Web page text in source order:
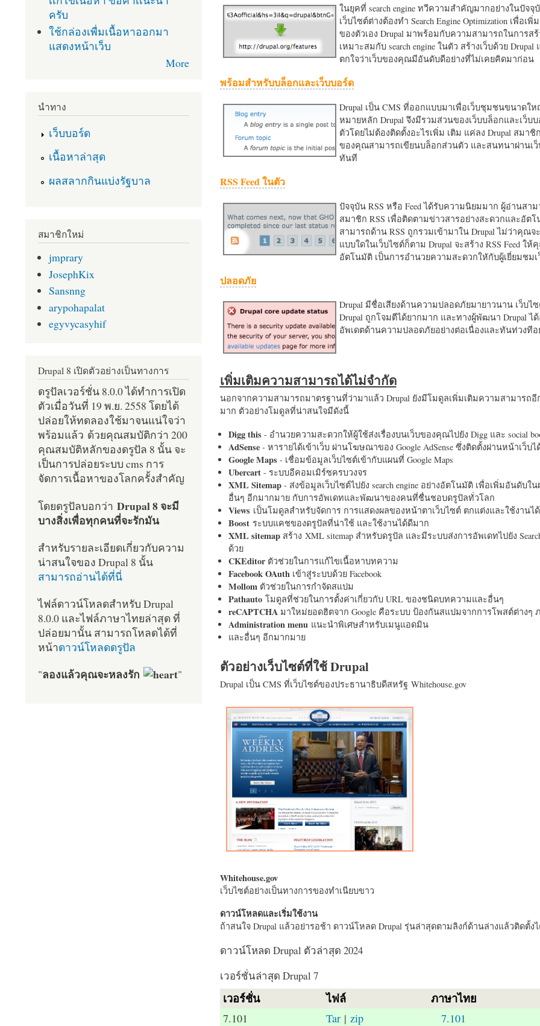
ในยุคที่ search engine ทวีความสำคัญมากอย่างในปัจจุ
เว็บไซต์ต่างต้องทำ Search Engine Optimization เพื่อเ
ของตัวเอง Drupal มาพร้อมกับความสามารถในการสร้
เหมาะสมกับ search engine ในตัว สร้างเว็บด้วย
ตกใจว่าเว็บของคุณมีอันดับดีอย่างที่ไม่เคยคิดมาก่อน
พร้อมสำหรับบล็อกและเว็บบอร์ด
Drupal เป็น CMS ที่ออกแบบมาเพื่อเว็บชุมชนขนาดให
หมายหลัก Drupal จึงมีรวมส่วนของเว็บบล็อกและเว็บ
ตัวโดยไม่ต้องติดตั้งอะไรเพิ่ม เติม แค่ลง Drupal สมาชิ
ของคุณสามารถเขียนบล็อกส่วนตัว และสนทนาผ่านเว็
ทันที
RSS Feed ในตัว
ปัจจุบัน RSS หรือ Feed ได้รับความนิยมมาก ผู้อ่านสา
สมาชิก RSS เพื่อติดตามข่าวสารอย่างสะดวกและอัต
สามารถด้าน RSS ถูกรวมเข้ามาใน Drupal ไม่ว่าคุณจ
แบบใดในเว็บไซต์ก็ตาม Drupal จะสร้าง RSS Feed ให้
อัตโนมัติ เป็นการอำนวยความสะดวกใหักับผู้เยี่ยมชม
ปลอดภัย
Drupal มีชื่อเสียงด้านความปลอดภัยมายาวนาน เว็บไ
Drupal ถูกโจมตีได้ยากมาก และทางผู้พัฒนา Drupal ไ
อัพเดตด้านความปลอดภัยอย่างต่อเนื่องและทันท่วงทีอ
เพิ่มเติมความสามารถได้ไม่จำกัด
นอกจากความสามารถมาตรฐานที่ว่ามาแล้ว Drupal ยังมีโมดูลเพิ่มเติมความสามารถอี
มาก ตัวอย่างโมดูลที่น่าสนใจมีดังนี้
Digg this- อำนวยความสะดวกให้ผู้ใช้ส่งเรื่องบนเว็บของคุณไปยัง Digg และ social
AdSense- หารายได้เข้าเว็บ ผ่านโฆษณาของ Google AdSense ซึ่งติดตั้งผ่านหน้าเว็บไ
Google Maps- เชื่อมข้อมูลเว็บไซต์เข้ากับแผนที่ Google Maps
Ubercart- ระบบอีคอมเมิร์ซครบวงจร
XML Sitemap- ส่งข้อมูลเว็บไซต์ไปยัง search engine อย่างอัตโนมัติ เพื่อเพิ่มอันดับใ
อื่นๆ อีกมากมาย กับการอัพเดทและพัฒนาของคนที่ชื่นชอบดรูปัลทั่วโลก
Views เป็นโมดูลสำหรับจัดการ การแสดงผลของหน้าตาเว็บไซต์ ตกแต่งและใช้งานไ
Boost ระบบแคชของดรูปัลที่น่าใช้ และใช้งานได้ดีมาก
XML sitemapสร้าง XML sitemap สำหรับดรูปัล และมีระบบส่งการอัพเดทไปยัง
ด้วย
CKEditorตัวช่วยในการแก้ไขเนื้อหาบทความ
Facebook OAuth เข้าสู่ระบบด้วย Facebook
Mollom ตัวช่วยในการกำจัดสแปม
Pathautoโมดูลที่ช่วยในการตั้งค่าเกี่ยวกับ URL ของชนิดบทความและอื่นๆ
reCAPTCHA มาใหม่ยอดฮิตจาก Google คือระบบ ป้องกันสแปมจากการโพสต์ต่างๆ
Administration menu แนะนำพิเศษสำหรับเมนูแอดมิน
และอื่นๆ อีกมากมาย
ตัวอย่างเว็บไซต์ที่ใช้ Drupal
Drupal เป็น CMS ที่เว็บไซต์ของประธานาธิบดีสหรัฐ Whitehouse.gov
Whitehouse.gov
เว็บไซต์อย่างเป็นทางการของทำเนียบขาว
ดาวน์โหลดและเริ่มใช้งาน
ถ้าสนใจ Drupal แล้วอย่ารอช้า ดาวน์โหลด Drupal รุ่นล่าสุดตามลิงก์ด้านล่างแล้วติดตั้ง
ดาวน์โหลด Drupal ตัวล่าสุด 2024
เวอร์ชั่นล่าสุด Drupal 7
เวอร์ชั่น ไฟล์ ภาษาไทย
7.101 Tar| zip 7.101
ครับ
ใช้กล่องเพื่มเนื้อหาออกมา
แสดงหน้าเว็บ
More
นำทาง
เว็บบอร์ด
เนื้อหาล่าสุด
ผลสลากกินแบ่งรัฐบาล
สมาชิกใหม่
jmprary
JosephKix
Sansnng
arypohapalat
egyvycasyhif
Drupal 8 เปิดตัวอย่างเป็นทางการ
ดรูปัลเวอร์ชั่น 8.0.0 ได้ทำการเปิด
ตัวเมื่อวันที่ 19 พ.ย. 2558 โดยได้
ปล่อยให้ทดลองใช้มาจนแน่ใจว่า
พร้อมแล้ว ด้วยคุณสมบัติกว่า 200
คุณสมบัติหลักของดรูปัล 8 นั้น จะ
เป็นการปล่อยระบบ cms การ
จัดการเนื้อหาของโลกครั้งสำคัญ
โดยดรูปัลบอกว่า Drupal 8 จะมี
บางสิ่งเพื่อทุกคนที่จะรักมัน
สำหรับรายละเอียดเกี่ยวกับความ
น่าสนใจของ Drupal 8 นั้น
สามารถอ่านได้ที่นี่
ไฟล์ดาวน์โหลดสำหรับ Drupal
8.0.0 และไฟล์ภาษาไทยล่าสุด ที่
ปล่อยมานั้น สามารถโหลดได้ที่
หน้าดาวน์โหลดดรูปัล
"ลองแล้วคุณจะหลงรัก "